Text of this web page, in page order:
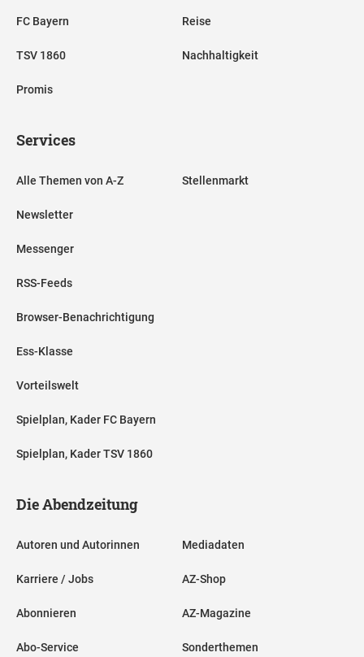
FC Bayern
TSV 1860
Promis
Reise
Nachhaltigkeit
Services
Alle Themen von A-Z
Newsletter
Messenger
RSS-Feeds
Browser-Benachrichtigung
Ess-Klasse
Vorteilswelt
Spielplan, Kader FC Bayern
Spielplan, Kader TSV 1860
Stellenmarkt
Die Abendzeitung
Autoren und Autorinnen
Karriere / Jobs
Abonnieren
Abo-Service
Mediadaten
AZ-Shop
AZ-Magazine
Sonderthemen